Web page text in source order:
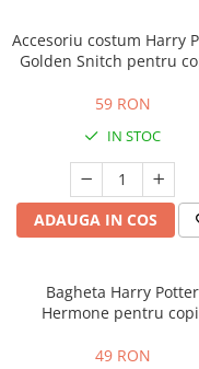
Accesoriu costum Harry
Golden Snitch pentru
59 RON
IN STOC
ADAUGA IN COS
Bagheta Harry Potter
Hermone pentru
49 RON